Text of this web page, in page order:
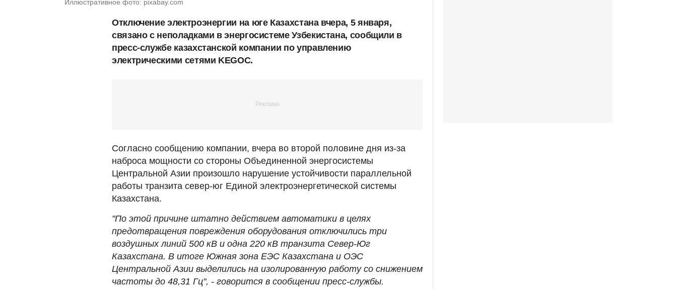
Иллюстративное фото: pixabay.com
Отключение электроэнергии на юге Казахстана вчера, 5 января,
связано с неполадками в энергосистеме Узбекистана, сообщили в
пресс-службе казахстанской компании по управлению
электрическими сетями KEGOC.
Согласно сообщению компании, вчера во второй половине дня из-за
наброса мощности со стороны Объединенной энергосистемы
Центральной Азии произошло нарушение устойчивости параллельной
работы транзита север-юг Единой электроэнергетической системы
Казахстана.
"По этой причине штатно действием автоматики в целях
предотвращения повреждения оборудования отключились три
воздушных линий 500 кВ и одна 220 кВ транзита Север-Юг
Казахстана. В итоге Южная зона ЕЭС Казахстана и ОЭС
Центральной Азии выделились на изолированную работу со снижением
частоты до 48,31 Гц", - говорится в сообщении пресс-службы.